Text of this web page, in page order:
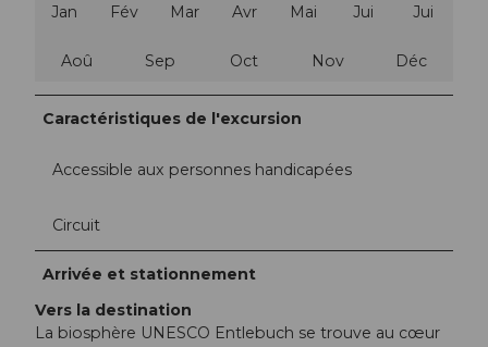
Jan Fév Mar Avr Mai Jui Jui
Aoû Sep Oct Nov Déc
Caractéristiques de l'excursion
Accessible aux personnes handicapées
Circuit
Arrivée et stationnement
Vers la destination
La biosphère UNESCO Entlebuch se trouve au cœur